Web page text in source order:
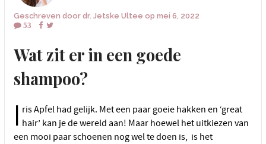
Geschreven door dr. Jetske Ultee op mei 6, 2022
53
Wat zit er in een goede
shampoo?
I ris Apfel had gelijk. Met een paar goeie hakken en ‘great
hair’ kan je de wereld aan! Maar hoewel het uitkiezen van
een mooi paar schoenen nog wel te doen is, is het